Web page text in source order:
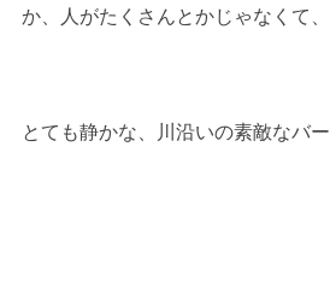
か、人がたくさんとかじゃなくて、
とても静かな、川沿いの素敵なバー